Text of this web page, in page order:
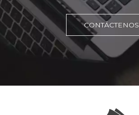
CONTÁCTENOS